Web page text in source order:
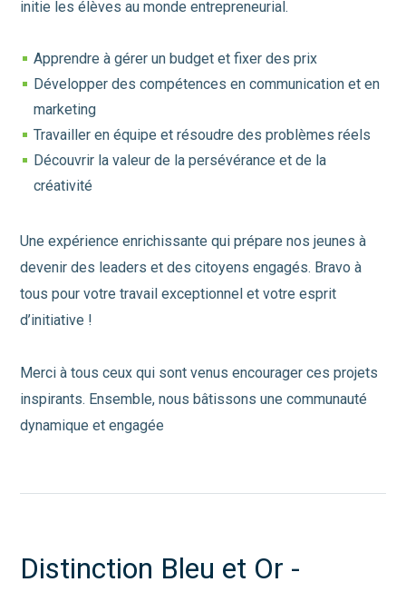
initie les élèves au monde entrepreneurial.
Apprendre à gérer un budget et fixer des prix
Développer des compétences en communication et en
marketing
Travailler en équipe et résoudre des problèmes réels
Découvrir la valeur de la persévérance et de la
créativité
Une expérience enrichissante qui prépare nos jeunes à
devenir des leaders et des citoyens engagés. Bravo à
tous pour votre travail exceptionnel et votre esprit
d’initiative !
Merci à tous ceux qui sont venus encourager ces projets
inspirants. Ensemble, nous bâtissons une communauté
dynamique et engagée
Distinction Bleu et Or -